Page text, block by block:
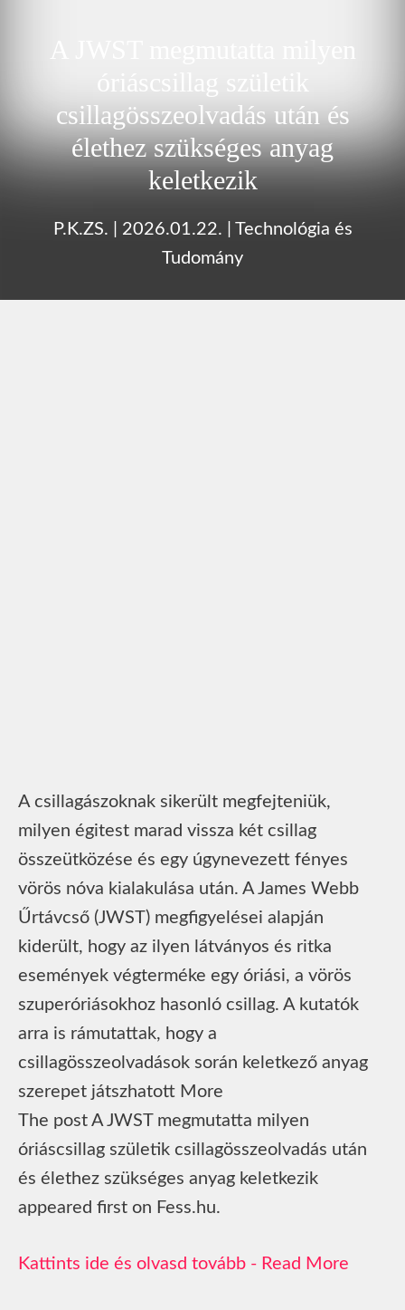
csillagösszeolvadás után és
élethez szükséges anyag
keletkezik
P.K.ZS. 2026.01.22.
Technológia és
Tudomány
A csillagászoknak sikerült megfejteniük,
milyen égitest marad vissza két csillag
összeütközése és egy úgynevezett fényes
vörös nóva kialakulása után. A James Webb
Űrtávcső (JWST) megfigyelései alapján
kiderült, hogy az ilyen látványos és ritka
események végterméke egy óriási, a vörös
szuperóriásokhoz hasonló csillag. A kutatók
arra is rámutattak, hogy a
csillagösszeolvadások során keletkező anyag
szerepet játszhatott More
The post A JWST megmutatta milyen
óriáscsillag születik csillagösszeolvadás után
és élethez szükséges anyag keletkezik
appeared first on Fess.hu.
Read More